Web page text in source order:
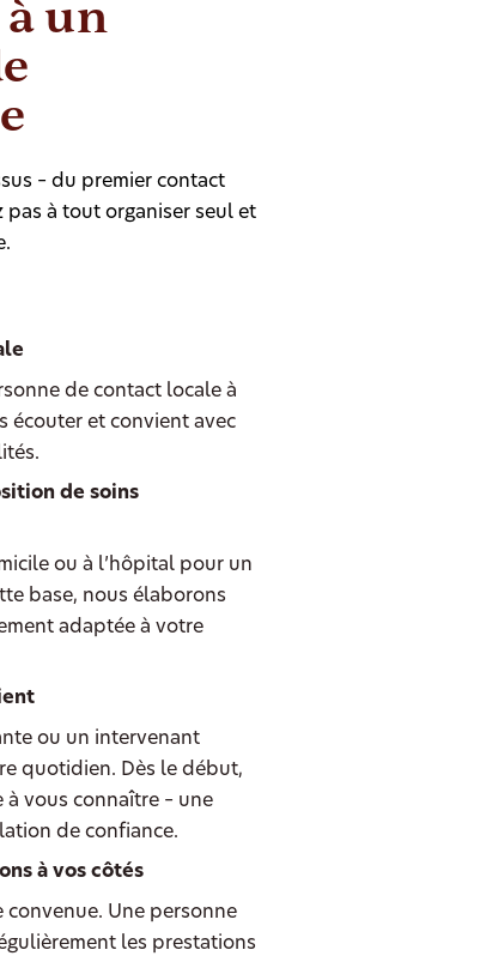
un
– du premier contact
pas à tout organiser seul et
de contact locale à
écouter et convient avec
de soins
ou à l’hôpital pour un
base, nous élaborons
adaptée à votre
ou un intervenant
quotidien. Dès le début,
vous connaître – une
de confiance.
à vos côtés
convenue. Une personne
les prestations